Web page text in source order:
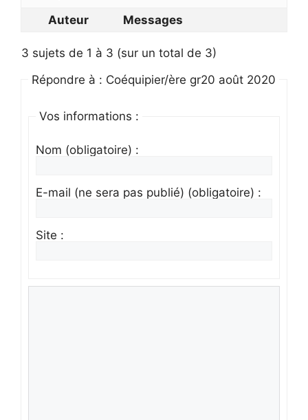
Auteur
Messages
3 sujets de 1 à 3 (sur un total de 3)
Répondre à : Coéquipier/ère gr20 août 2020
Vos informations :
Nom (obligatoire) :
E-mail (ne sera pas publié) (obligatoire) :
Site :